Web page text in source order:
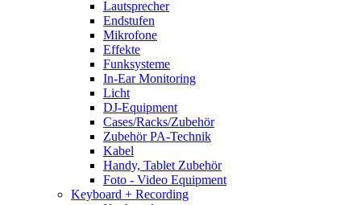
Lautsprecher
Endstufen
Mikrofone
Effekte
Funksysteme
In-Ear Monitoring
Licht
DJ-Equipment
Cases/Racks/Zubehör
Zubehör PA-Technik
Kabel
Handy, Tablet Zubehör
Foto - Video Equipment
Keyboard + Recording